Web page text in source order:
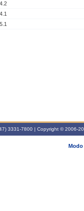
3331-7800 | Copyright © 2006-
Modo